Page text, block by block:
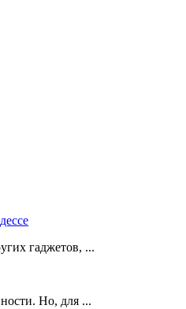
гаджетов, ...
Но, для ...